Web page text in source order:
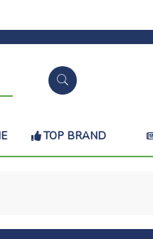
TOP BRAND